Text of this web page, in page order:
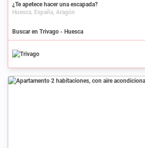
¿Te apetece hacer una escapada?
Huesca, España, Aragón
Buscar en Trivago - Huesca